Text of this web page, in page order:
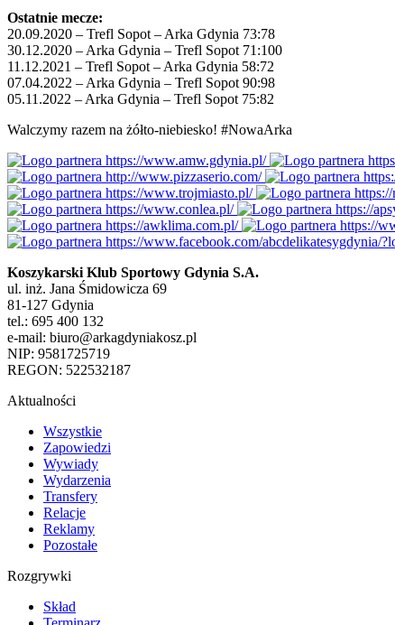
Ostatnie mecze:
20.09.2020 – Trefl Sopot – Arka Gdynia 73:78
30.12.2020 – Arka Gdynia – Trefl Sopot 71:100
11.12.2021 – Trefl Sopot – Arka Gdynia 58:72
07.04.2022 – Arka Gdynia – Trefl Sopot 90:98
05.11.2022 – Arka Gdynia – Trefl Sopot 75:82
Walczymy razem na żółto-niebiesko! #NowaArka
Koszykarski Klub Sportowy Gdynia S.A.
ul. inż. Jana Śmidowicza 69
81-127 Gdynia
tel.: 695 400 132
e-mail: biuro@arkagdyniakosz.pl
NIP: 9581725719
REGON: 522532187
Aktualności
Wszystkie
Zapowiedzi
Wywiady
Wydarzenia
Transfery
Relacje
Reklamy
Pozostałe
Rozgrywki
Skład